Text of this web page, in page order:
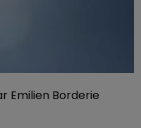
Emilien Borderie